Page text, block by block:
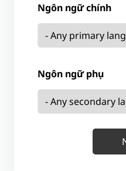
Ngôn ngữ chính
Ngôn ngữ phụ